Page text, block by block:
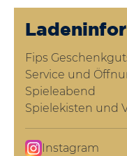
Fips
Service und
Spieleabend
Spielekisten und
Instagram